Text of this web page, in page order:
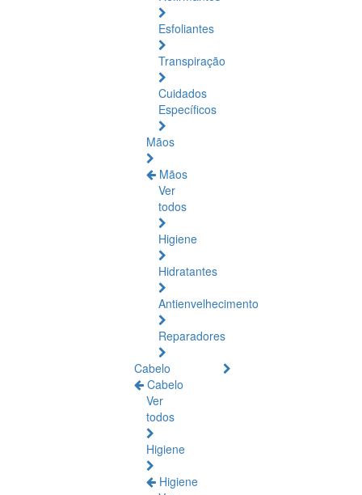
Esfoliantes
Transpiração
Cuidados
Específicos
Mãos
Mãos
Ver
todos
Higiene
Hidratantes
Antienvelhecimento
Reparadores
Cabelo
Cabelo
Ver
todos
Higiene
Higiene